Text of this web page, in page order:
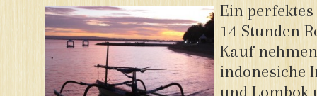
Ein
14 Stunden
Kauf
indonesiche
und Lombok